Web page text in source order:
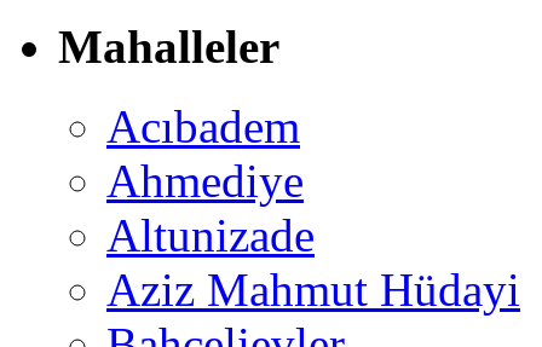
Mahalleler
Acıbadem
Ahmediye
Altunizade
Aziz Mahmut Hüdayi